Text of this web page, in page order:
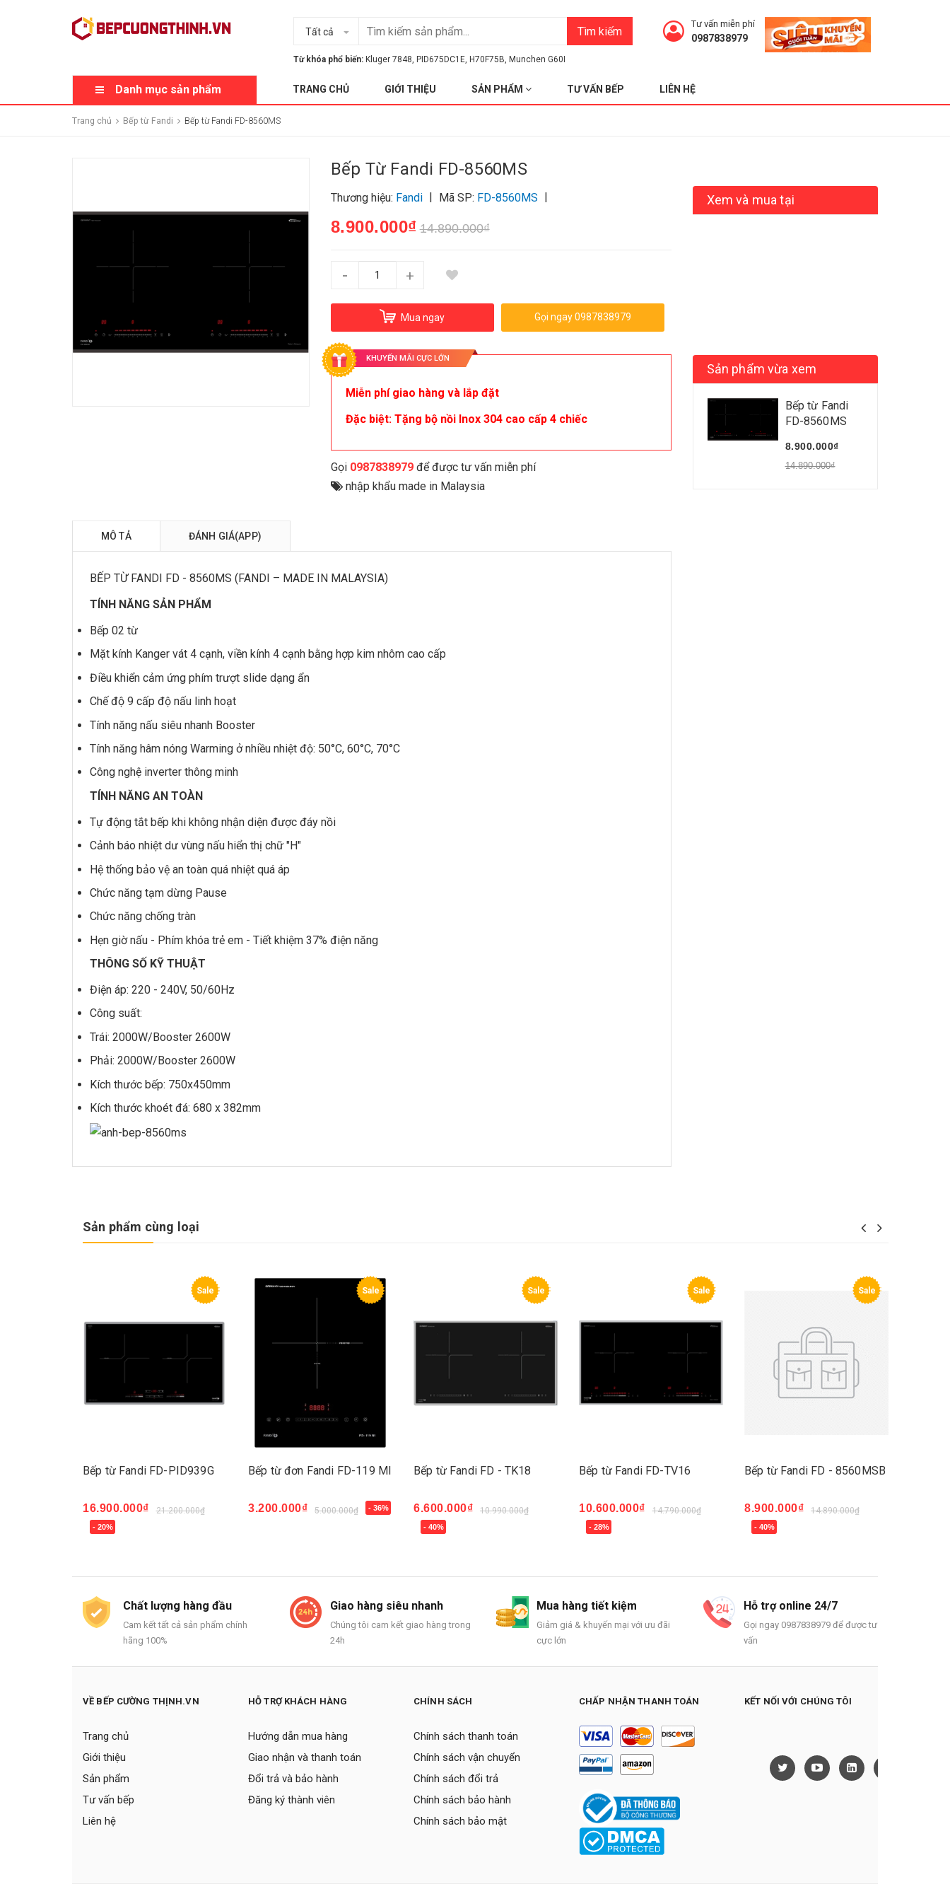
Tất cả Tìm kiếm
Từ khóa phổ biến: Kluger 7848, PID675DC1E, H70F75B, Munchen G60I
Tư vấn miễn phí
0987838979
Danh mục sản phẩm TRANG CHỦ GIỚI THIỆU SẢN PHẨM TƯ VẤN BẾP LIÊN HỆ
Trang chủ Bếp từ Fandi Bếp từ Fandi FD-8560MS
Bếp Từ Fandi FD-8560MS
Thương hiệu: Fandi | Mã SP: FD-8560MS |
8.900.000₫ 14.890.000₫
- +
Mua ngay Gọi ngay 0987838979
KHUYẾN MÃI CỰC LỚN
Miễn phí giao hàng và lắp đặt
Đặc biệt: Tặng bộ nồi Inox 304 cao cấp 4 chiếc
Gọi 0987838979để được tư vấn miễn phí
nhập khẩu made in Malaysia
MÔ TẢ ĐÁNH GIÁ(APP)
BẾP TỪ FANDI FD - 8560MS (FANDI – MADE IN MALAYSIA)
TÍNH NĂNG SẢN PHẨM
Bếp 02 từ
Mặt kính Kanger vát 4 cạnh, viền kính 4 cạnh bằng hợp kim nhôm cao cấp
Điều khiển cảm ứng phím trượt slide dạng ẩn
Chế độ 9 cấp độ nấu linh hoạt
Tính năng nấu siêu nhanh Booster
Tính năng hâm nóng Warming ở nhiều nhiệt độ: 50°C, 60°C, 70°C
Công nghệ inverter thông minh
TÍNH NĂNG AN TOÀN
Tự động tắt bếp khi không nhận diện được đáy nồi
Cảnh báo nhiệt dư vùng nấu hiển thị chữ "H"
Hệ thống bảo vệ an toàn quá nhiệt quá áp
Chức năng tạm dừng Pause
Chức năng chống tràn
Hẹn giờ nấu - Phím khóa trẻ em - Tiết khiệm 37% điện năng
THÔNG SỐ KỸ THUẬT
Điện áp: 220 - 240V, 50/60Hz
Công suất:
Trái: 2000W/Booster 2600W
Phải: 2000W/Booster 2600W
Kích thước bếp: 750x450mm
Kích thước khoét đá: 680 x 382mm
Xem và mua tại
Sản phẩm vừa xem
Bếp từ Fandi
FD-8560MS
8.900.000₫
14.890.000₫
Sản phẩm cùng loại
Sale
Bếp từ Fandi FD-PID939G
16.900.000₫ 21.200.000₫
- 20%
Mua ngay
Sale
Bếp từ đơn Fandi FD-119 MI
3.200.000₫ 5.000.000₫ - 36%
Mua ngay
Sale
Bếp từ Fandi FD - TK18
6.600.000₫ 10.990.000₫
- 40%
Mua ngay
Sale
Bếp từ Fandi FD-TV16
10.600.000₫ 14.790.000₫
- 28%
Mua ngay
Sale
Bếp từ Fandi FD - 8560MSB
8.900.000₫ 14.890.000₫
- 40%
Mua ngay
Chất lượng hàng đầu
Cam kết tất cả sản phẩm chính
hãng 100%
Giao hàng siêu nhanh
Chúng tôi cam kết giao hàng trong
24h
Mua hàng tiết kiệm
Giảm giá & khuyến mại với ưu đãi
cực lớn
Hỗ trợ online 24/7
Gọi ngay 0987838979 để được tư
vấn
VỀ BẾP CƯỜNG THỊNH.VN
Trang chủ
Giới thiệu
Sản phẩm
Tư vấn bếp
Liên hệ
HỖ TRỢ KHÁCH HÀNG
Hướng dẫn mua hàng
Giao nhận và thanh toán
Đổi trả và bảo hành
Đăng ký thành viên
CHÍNH SÁCH
Chính sách thanh toán
Chính sách vận chuyển
Chính sách đổi trả
Chính sách bảo hành
Chính sách bảo mật
CHẤP NHẬN THANH TOÁN KẾT NỐI VỚI CHÚNG TÔI